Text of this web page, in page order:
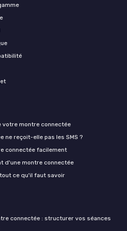
votre montre connectée
ne reçoit-elle pas les SMS ?
connectée facilement
d'une montre connectée
ce qu'il faut savoir
connectée : structurer vos séances